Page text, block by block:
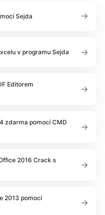
Sejda
v programu Sejda
Editorem
zdarma pomocí CMD
2016 Crack s
2013 pomocí